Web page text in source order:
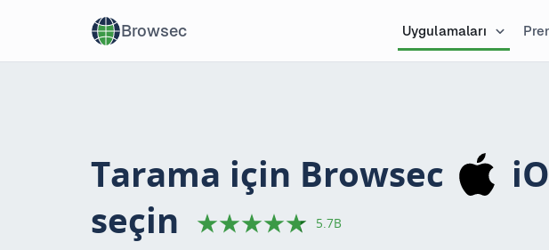
Browsec Uygulamaları
Tarama için Browsec
seçin
5.7B